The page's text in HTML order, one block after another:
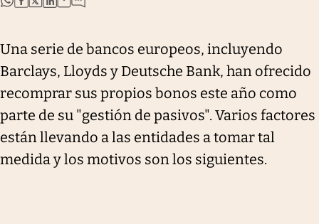
Una serie de bancos europeos, incluyendo
Barclays, Lloyds y Deutsche Bank, han ofrecido
recomprar sus propios bonos este año como
parte de su "gestión de pasivos". Varios factores
están llevando a las entidades a tomar tal
medida y los motivos son los siguientes.